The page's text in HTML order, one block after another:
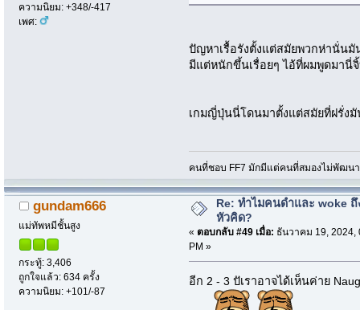
ความนิยม: +348/-417
เพศ:
ปัญหาเรื้อรังตั้งแต่สมัยพวกห่านั่น
มีแต่หนักขึ้นเรื่อยๆ ไอ้ที่ผมพูดมานี่
เกมญี่ปุ่นนี่โดนมาตั้งแต่สมัยที่ฝรั่งมั
คนที่ชอบ FF7 มักมีแต่คนที่สมองไม่พัฒนา
gundam666
แม่ทัพหมีชั้นสูง
กระทู้: 3,406
ถูกใจแล้ว: 634 ครั้ง
ความนิยม: +101/-87
Re: ทำไมคนดำและ woke ถึ
หัวคิด?
« ตอบกลับ #49 เมื่อ: ธันวาคม 19, 2024,
PM »
อีก 2 - 3 ปัเราอาจได้เห็นค่าย